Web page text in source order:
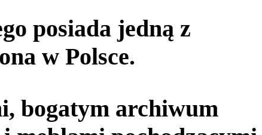
posiada jedną z
w Polsce.
bogatym archiwum